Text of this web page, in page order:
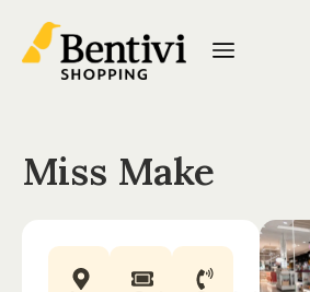
Miss Make